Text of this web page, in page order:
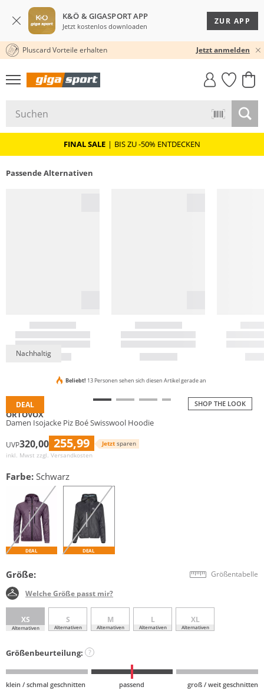
K&Ö & GIGASPORT APP
Jetzt kostenlos downloaden
ZUR APP
30 TAGE RÜCKGABERECHT
Pluscard Vorteile erhalten Jetzt anmelden
GIGASTYLE
FAHRRAD­
MUST-HAVE
FINAL SALE | BIS ZU -50% ENTDECKEN
Passende Alternativen
SHOP THE LOOK
DEAL
Nachhaltig
Beliebt! 13 Personen sehen sich diesen Artikel gerade an
ORTOVOX
Damen Isojacke Piz Boé Swisswool Hoodie
UVP320,00 255,99 Jetzt sparen
inkl. Mwst zzgl. Versandkosten
Farbe: Schwarz
DEAL DEAL
Größe: Größentabelle
Welche Größe passt mir?
XS
Alternativen
S
Alternativen
M
Alternativen
L
Alternativen
XL
Alternativen
Größenbeurteilung: ?
klein / schmal geschnitten passend groß / weit geschnitten